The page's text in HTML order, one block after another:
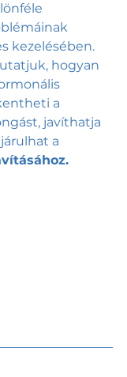
kezelésében.
hogyan
a
javíthatja
a